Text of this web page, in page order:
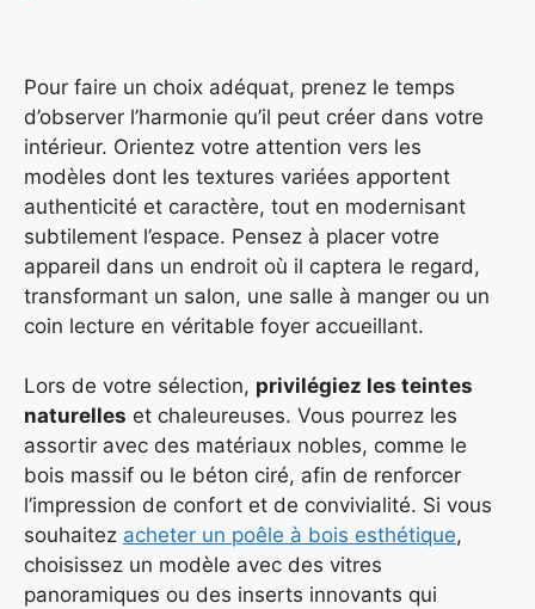
Pour faire un choix adéquat, prenez le temps
d’observer l’harmonie qu’il peut créer dans votre
intérieur. Orientez votre attention vers les
modèles dont les textures variées apportent
authenticité et caractère, tout en modernisant
subtilement l’espace. Pensez à placer votre
appareil dans un endroit où il captera le regard,
transformant un salon, une salle à manger ou un
coin lecture en véritable foyer accueillant.
Lors de votre sélection, privilégiez les teintes
naturelles et chaleureuses. Vous pourrez les
assortir avec des matériaux nobles, comme le
bois massif ou le béton ciré, afin de renforcer
l’impression de confort et de convivialité. Si vous
souhaitez acheter un poêle à bois esthétique,
choisissez un modèle avec des vitres
panoramiques ou des inserts innovants qui